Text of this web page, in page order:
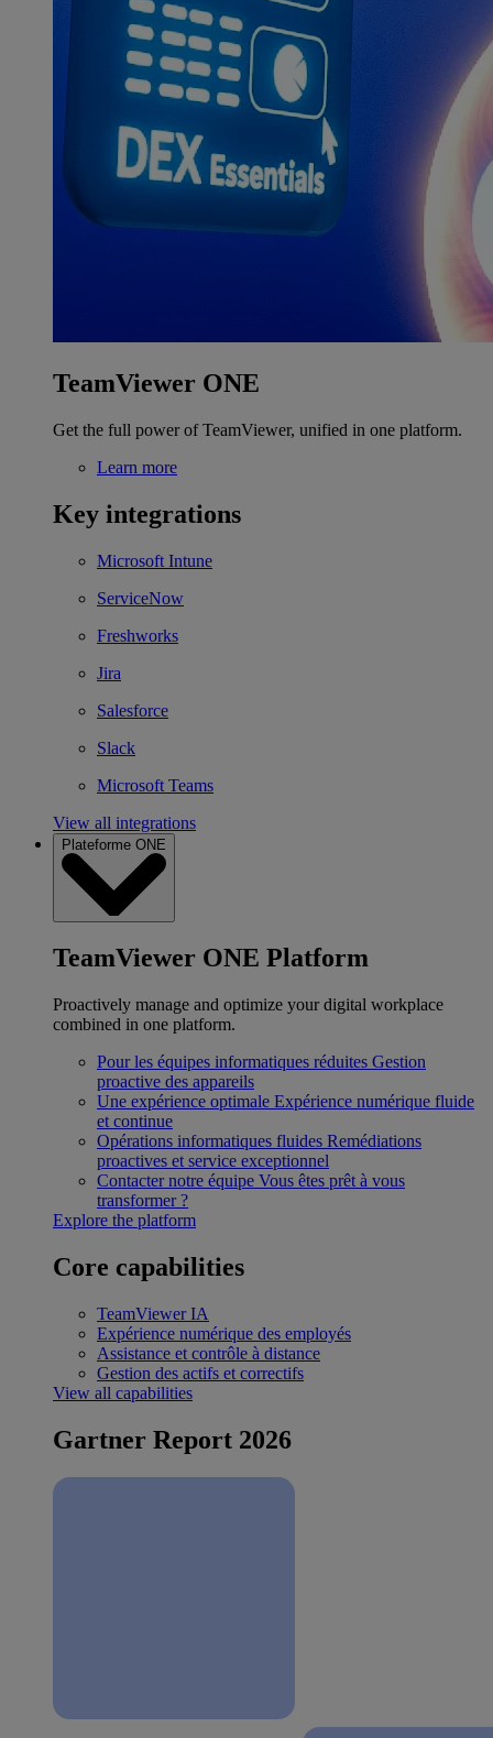
TeamViewer ONE
Get the full power of TeamViewer, unified in one platform.
Learn more
Key integrations
Microsoft Intune
ServiceNow
Freshworks
Jira
Salesforce
Slack
Microsoft Teams
View all integrations
Plateforme ONE
TeamViewer ONE Platform
Proactively manage and optimize your digital workplace
combined in one platform.
Pour les équipes informatiques réduites Gestion
proactive des appareils
Une expérience optimale Expérience numérique fluide
et continue
Opérations informatiques fluides Remédiations
proactives et service exceptionnel
Contacter notre équipe Vous êtes prêt à vous
transformer ?
Explore the platform
Core capabilities
TeamViewer IA
Expérience numérique des employés
Assistance et contrôle à distance
Gestion des actifs et correctifs
View all capabilities
Gartner Report 2026